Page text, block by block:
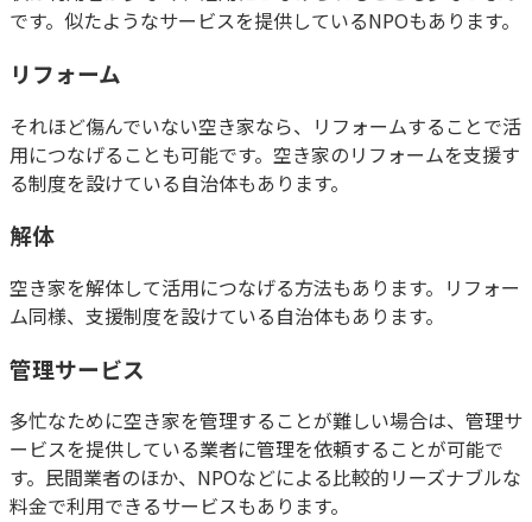
です。似たようなサービスを提供しているNPOもあります。
リフォーム
それほど傷んでいない空き家なら、リフォームすることで活
用につなげることも可能です。空き家のリフォームを支援す
る制度を設けている自治体もあります。
解体
空き家を解体して活用につなげる方法もあります。リフォー
ム同様、支援制度を設けている自治体もあります。
管理サービス
多忙なために空き家を管理することが難しい場合は、管理サ
ービスを提供している業者に管理を依頼することが可能で
す。民間業者のほか、NPOなどによる比較的リーズナブルな
料金で利用できるサービスもあります。